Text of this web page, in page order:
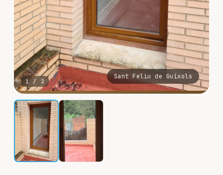
Sant Feliu de Guíxols
1 / 2